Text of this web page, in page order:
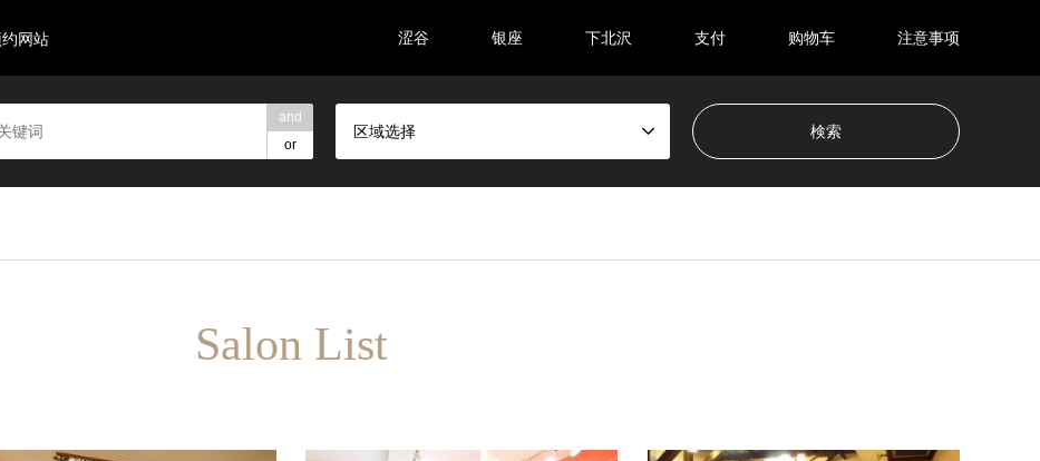
网站 涩谷 银座 下北沢 支付 购物车 注意事项
and
or
区域选择
Salon List